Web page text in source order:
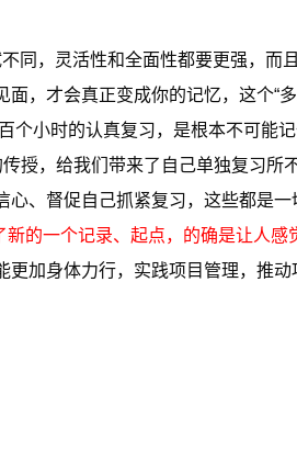
，灵活性和全面性都要更强，而
，才会真正变成你的记忆，这个“
小时的认真复习，是根本不可能
授，给我们带来了自己单独复习所
、督促自己抓紧复习，这些都是一
的一个记录、起点，的确是让人感
加身体力行，实践项目管理，推动